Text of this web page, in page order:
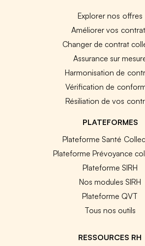
Explorer nos offres
Améliorer vos
Changer de contrat
Assurance sur
Harmonisation de
Vérification de
Résiliation de vos
PLATEFORMES
Plateforme Santé
Plateforme Prévoyance
Plateforme SIRH
Nos modules SIRH
Plateforme QVT
Tous nos outils
RESSOURCES RH